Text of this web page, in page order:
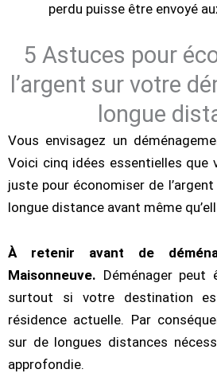
perdu puisse être envoyé
5 Astuces pour
l’argent sur votre
longue
Vous envisagez un
Voici cinq idées essentielles que
juste pour économiser de
longue distance avant même
À retenir avant de
Maisonneuve. Déménager peut
surtout si votre destination
résidence actuelle. Par
sur de longues distances
approfondie.